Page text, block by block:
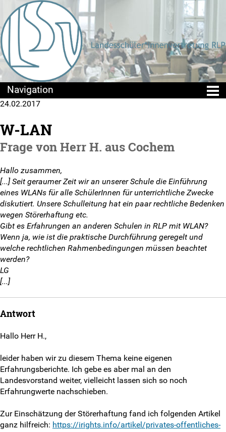
Positionen & Lesestoff
SV-Arbeit vor Ort
Du hast Recht(e)
Weitersurfen
Termine
Shop
Eure Fragen
Unsere Antworten
Kontaktformular
Anmeldeformular
24.02.2017
W-LAN
Frage von Herr H. aus Cochem
Hallo zusammen,
[...] Seit geraumer Zeit wir an unserer Schule die Einführung
eines WLANs für alle SchülerInnen für unterrichtliche Zwecke
diskutiert. Unsere Schulleitung hat ein paar rechtliche Bedenken
wegen Störerhaftung etc.
Gibt es Erfahrungen an anderen Schulen in RLP mit WLAN?
Wenn ja, wie ist die praktische Durchführung geregelt und
welche rechtlichen Rahmenbedingungen müssen beachtet
werden?
LG
[...]
Antwort
Hallo Herr H.,
leider haben wir zu diesem Thema keine eigenen
Erfahrungsberichte. Ich gebe es aber mal an den
Landesvorstand weiter, vielleicht lassen sich so noch
Erfahrungwerte nachschieben.
Zur Einschätzung der Störerhaftung fand ich folgenden Artikel
ganz hilfreich: https://irights.info/artikel/privates-offentliches-